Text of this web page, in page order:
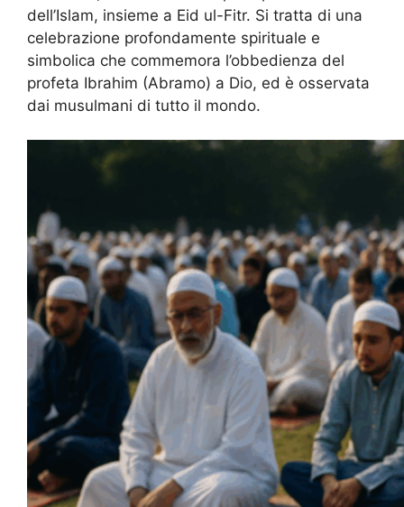
dell’Islam, insieme a Eid ul-Fitr. Si tratta di una
celebrazione profondamente spirituale e
simbolica che commemora l’obbedienza del
profeta Ibrahim (Abramo) a Dio, ed è osservata
dai musulmani di tutto il mondo.